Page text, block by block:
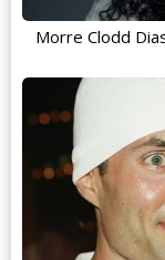
Morre Clodd